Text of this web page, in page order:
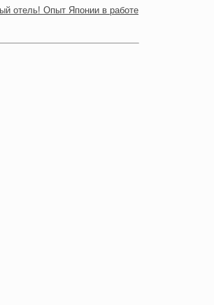
отель! Опыт Японии в работе